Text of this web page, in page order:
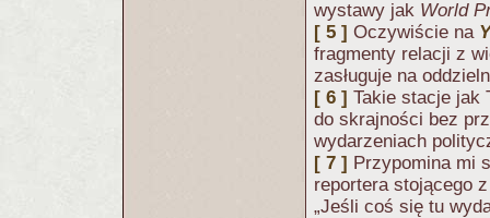
wystawy jak World
[ 5 ] Oczywiście na
fragmenty relacji z
zasługuje na
[ 6 ] Takie stacje jak
do skrajności bez
wydarzeniach
[ 7 ] Przypomina mi
reportera stojącego
„Jeśli coś się tu